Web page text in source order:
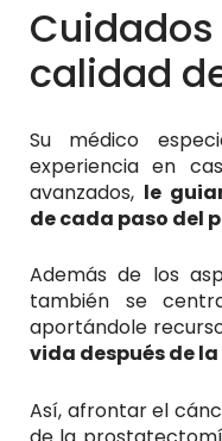
calidad
Su médico
experiencia en
avanzados, le
de cada paso del
Además de los
también se
aportándole
vida después de
Así, afrontar el